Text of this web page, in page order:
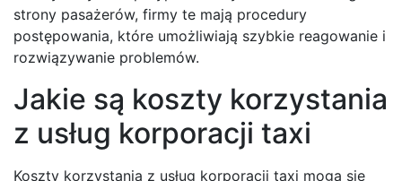
strony pasażerów, firmy te mają procedury
postępowania, które umożliwiają szybkie reagowanie i
rozwiązywanie problemów.
Jakie są koszty korzystania
z usług korporacji taxi
Koszty korzystania z usług korporacji taxi mogą się